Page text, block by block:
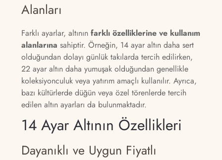
Alanları
Farklı ayarlar, altının farklı özelliklerine ve kullanım
alanlarına sahiptir. Örneğin, 14 ayar altın daha sert
olduğundan dolayı günlük takılarda tercih edilirken,
22 ayar altın daha yumuşak olduğundan genellikle
koleksiyonculuk veya yatırım amaçlı kullanılır. Ayrıca,
bazı kültürlerde düğün veya özel törenlerde tercih
edilen altın ayarları da bulunmaktadır.
14 Ayar Altının Özellikleri
Dayanıklı ve Uygun Fiyatlı